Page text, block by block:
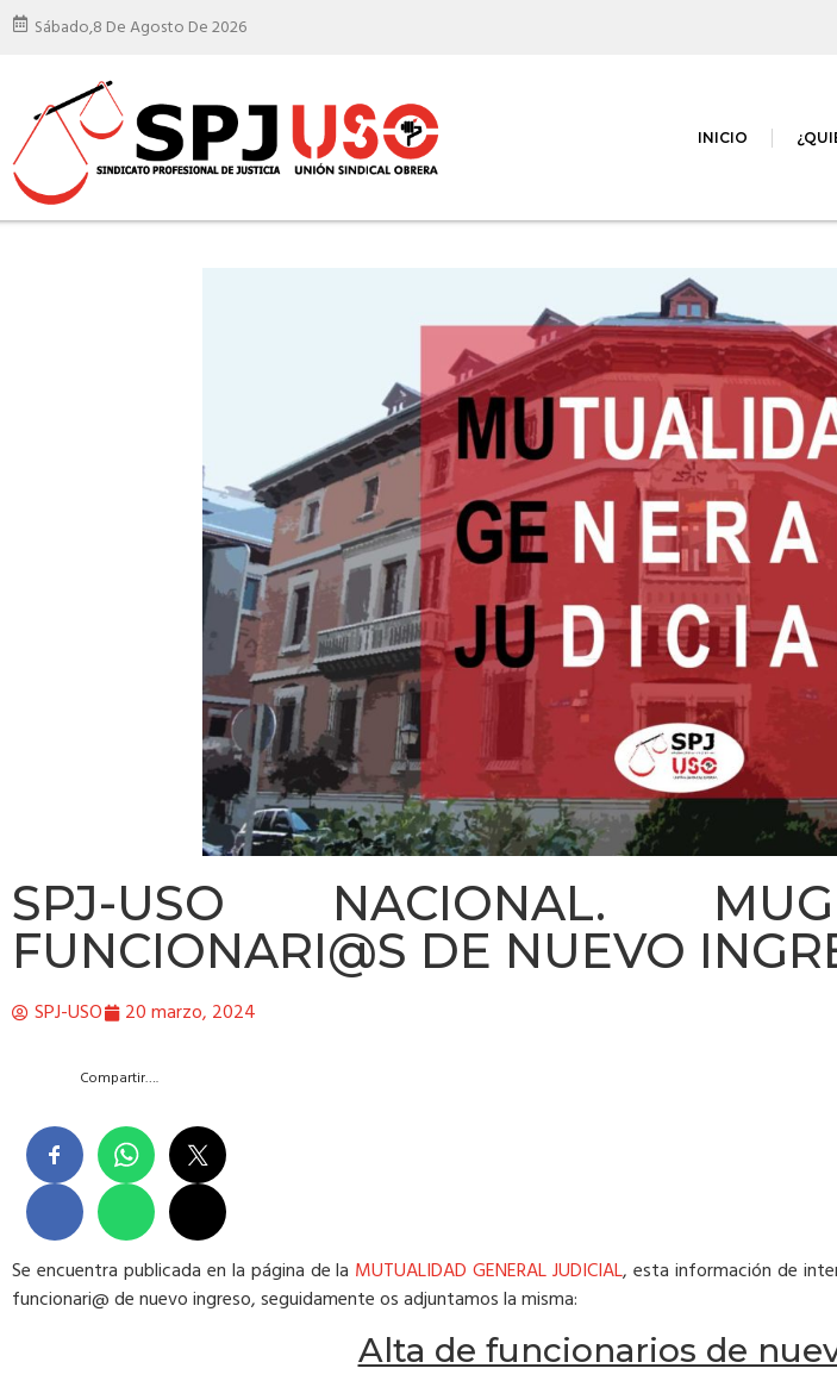
Sábado,8 De Agosto De 2026
INICIO
SPJ-USO NACIONAL.
FUNCIONARI@S DE NUEVO
SPJ-USO 20 marzo, 2024
Compartir….
Se encuentra publicada en la página de la MUTUALIDAD GENERAL JUDICIAL, esta información de
funcionari@ de nuevo ingreso, seguidamente os adjuntamos la misma:
Alta de funcionarios de